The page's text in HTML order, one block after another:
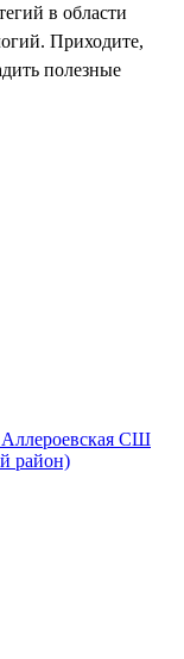
в области
Приходите,
полезные
СШ
район)